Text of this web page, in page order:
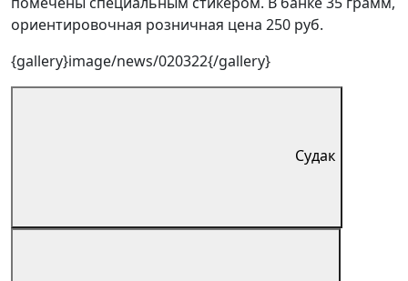
ориентировочная розничная цена 250 руб.
{gallery}image/news/020322{/gallery}
Судак